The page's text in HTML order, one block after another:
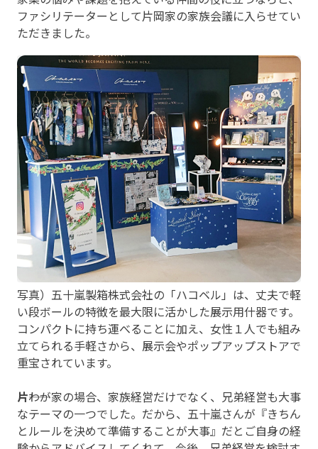
ファシリテーターとして片岡家の家族会議に入らせてい
ただきました。
写真）五十嵐製箱株式会社の「ハコベル」は、丈夫で軽
い段ボールの特徴を最大限に活かした展示用什器です。
コンパクトに持ち運べることに加え、女性１人でも組み
立てられる手軽さから、展示会やポップアップストアで
重宝されています。
片――わが家の場合、家族経営だけでなく、兄弟経営も大事
なテーマの一つでした。だから、五十嵐さんが『きちん
とルールを決めて準備することが大事』だとご自身の経